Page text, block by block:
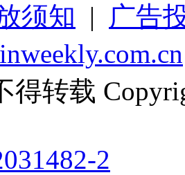
须知 | 广告
得转载
2